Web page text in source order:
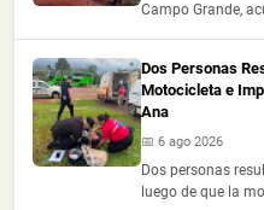
Campo Grande,
Dos Personas
Motocicleta e
Ana
📅 6 ago 2026
Dos personas
luego de que la